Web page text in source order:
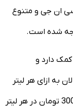
ان جی و متنوع
شده است.
کمک دارد و
به ازای هر لیتر
فروش گازوئیل که بیشتر فروش آن به قیمت 300 تومان در هر لیتر